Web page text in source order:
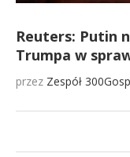
Reuters: Putin
Trumpa w
przez Zespół